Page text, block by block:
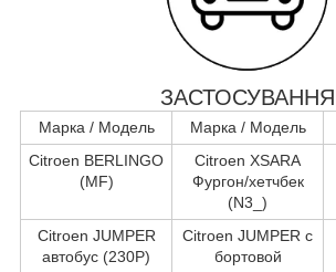
ЗАСТОСУВАННЯ
Марка / Модель Марка / Модель
Citroen BERLINGO
(MF)
Citroen XSARA
Фургон/хетчбек
(N3_)
Citroen JUMPER
автобус (230P)
Citroen JUMPER c
бортовой